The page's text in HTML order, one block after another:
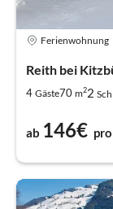
Ferienwohnung
Reith bei
4 Gäste70 m22
ab 146€